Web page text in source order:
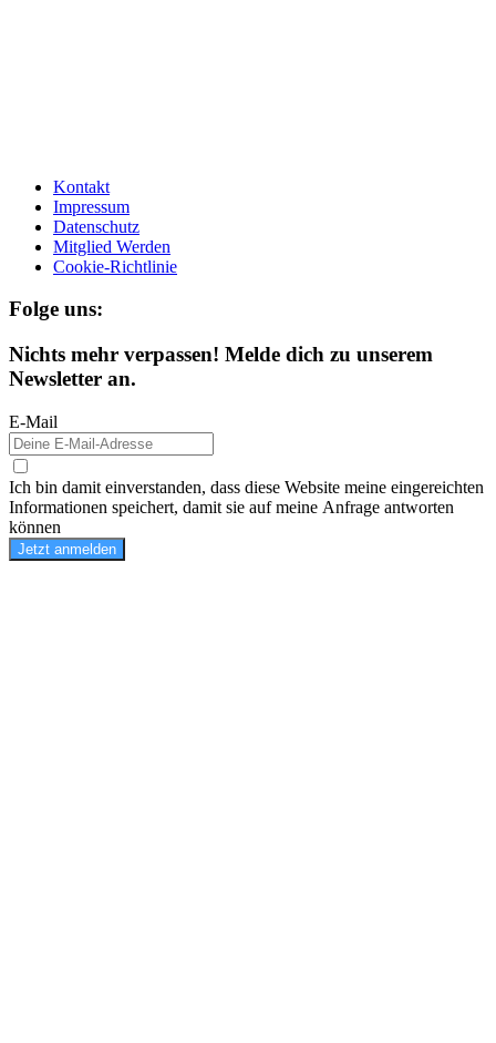
Kontakt
Impressum
Datenschutz
Mitglied Werden
Cookie-Richtlinie
Folge uns:
Nichts mehr verpassen! Melde dich zu unserem
Newsletter an.
E-Mail
Ich bin damit einverstanden, dass diese Website meine eingereichten
Informationen speichert, damit sie auf meine Anfrage antworten
können
Jetzt anmelden